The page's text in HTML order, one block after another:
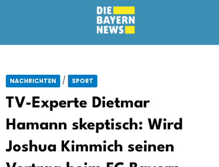
NACHRICHTEN / SPORT
TV-Experte Dietmar
Hamann skeptisch: Wird
Joshua Kimmich seinen